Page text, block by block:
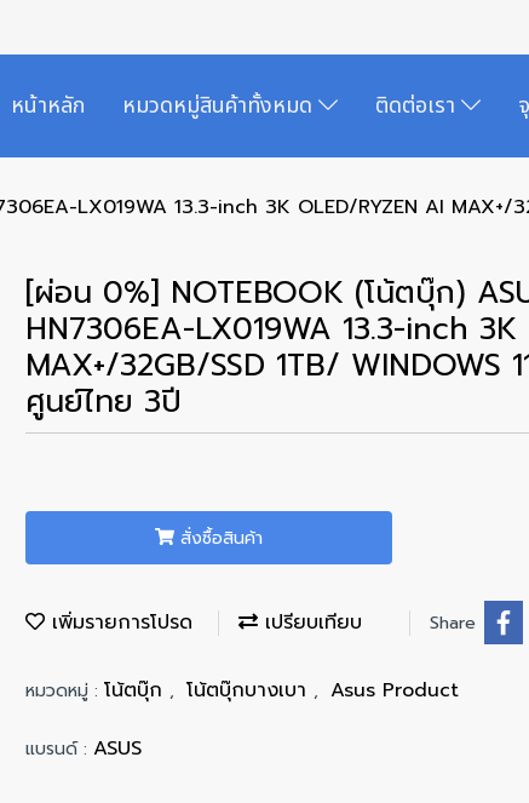
หน้าหลัก หมวดหมู่สินค้าทั้งหมด ติดต่อเรา
LX019WA 13.3-inch 3K OLED/RYZEN AI MAX+/
[ผ่อน 0%] NOTEBOOK (โน้ตบุ๊ก)
HN7306EA-LX019WA 13.3-inch 3K
MAX+/32GB/SSD 1TB/ WINDOWS
ศูนย์ไทย 3ปี
สั่งซื้อสินค้า
เพิ่มรายการโปรด เปรียบเทียบ Share
หมวดหมู่ : โน้ตบุ๊ก , โน้ตบุ๊กบางเบา , Asus Product
แบรนด์ : ASUS